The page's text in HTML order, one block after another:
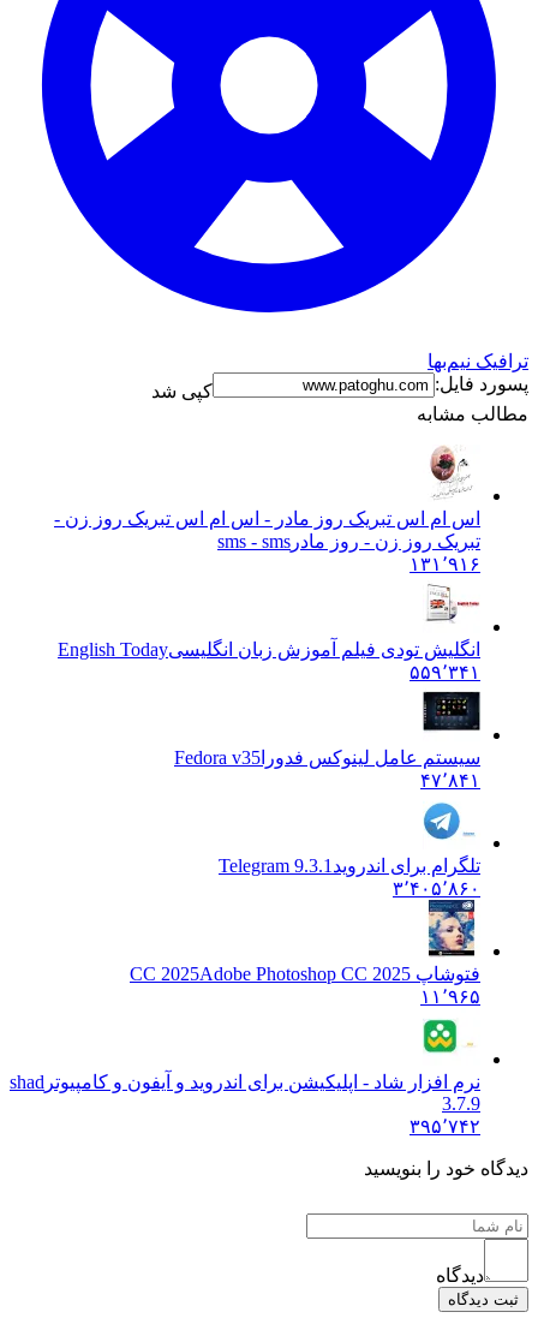
ترافیک نیم‌بها
پسورد فایل:
کپی شد
مطالب مشابه
اس ام اس تبریک روز مادر - اس ام اس تبریک روز زن -
تبریک روز زن - روز مادر sms - sms
۱۳۱٬۹۱۶
انگلیش تودی فیلم آموزش زبان انگليسیEnglish Today
۵۵۹٬۳۴۱
سیستم عامل لینوکس فدورا Fedora v35
۴۷٬۸۴۱
تلگرام برای اندروید Telegram 9.3.1
۳٬۴۰۵٬۸۶۰
فتوشاپ CC 2025 Adobe Photoshop CC 2025
۱۱٬۹۶۵
نرم افزار شاد - اپلیکیشن برای اندروید و آیفون و کامپیوتر shad
3.7.9
۳۹۵٬۷۴۲
دیدگاه خود را بنویسید
دیدگاه
ثبت دیدگاه